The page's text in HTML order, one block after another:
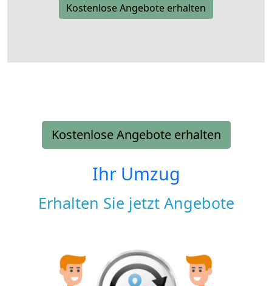
Kostenlose Angebote erhalten
Kostenlose Angebote erhalten
Ihr Umzug
Erhalten Sie jetzt Angebote